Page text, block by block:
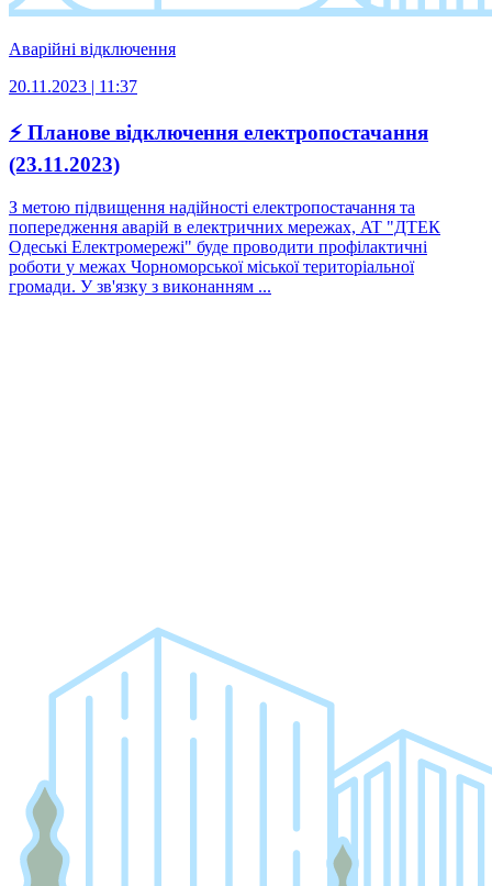
Аварійні відключення
20.11.2023 | 11:37
⚡ Планове відключення електропостачання
(23.11.2023)
З метою підвищення надійності електропостачання та
попередження аварій в електричних мережах, AT "ДТЕК
Одеські Електромережі" буде проводити профілактичні
роботи у межах Чорноморської міської територіальної
громади. У зв'язку з виконанням ...